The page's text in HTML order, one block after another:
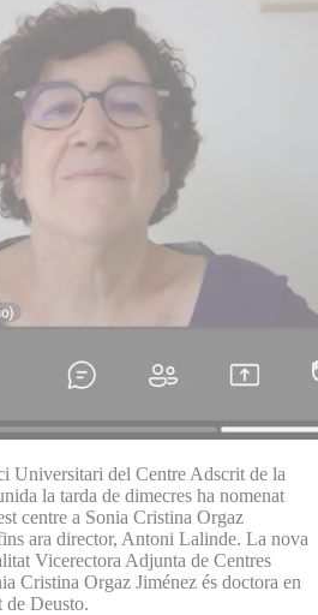
Universitari del Centre Adscrit de la
la tarda de dimecres ha nomenat
centre a Sonia Cristina Orgaz
ara director, Antoni Lalinde. La nova
Vicerectora Adjunta de Centres
Cristina Orgaz Jiménez és doctora en
de Deusto.